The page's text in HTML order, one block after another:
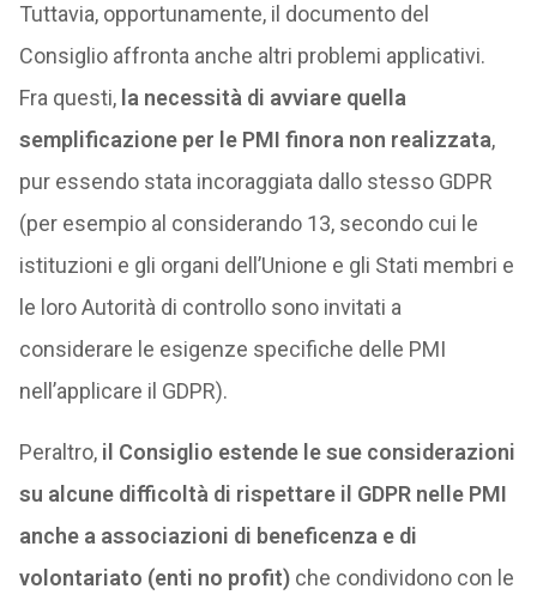
Tuttavia, opportunamente, il documento del
Consiglio affronta anche altri problemi applicativi.
Fra questi, la necessità di avviare quella
semplificazione per le PMI finora non realizzata,
pur essendo stata incoraggiata dallo stesso GDPR
(per esempio al considerando 13, secondo cui le
istituzioni e gli organi dell’Unione e gli Stati membri e
le loro Autorità di controllo sono invitati a
considerare le esigenze specifiche delle PMI
nell’applicare il GDPR).
Peraltro, il Consiglio estende le sue considerazioni
su alcune difficoltà di rispettare il GDPR nelle PMI
anche a associazioni di beneficenza e di
volontariato (enti no profit)che condividono con le